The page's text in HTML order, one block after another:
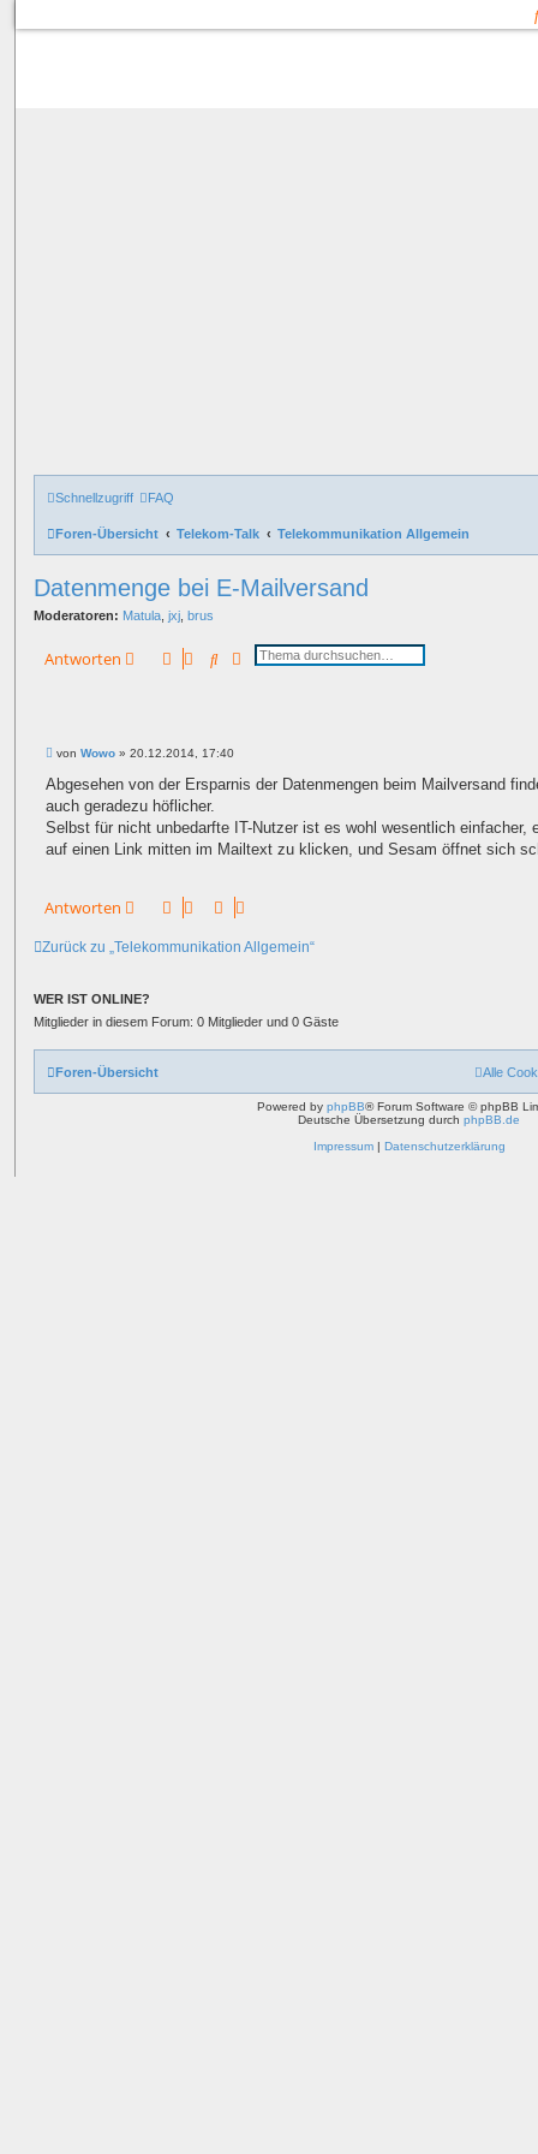
Schnellzugriff FAQ
Foren-Übersicht Telekom-Talk Telekommunikation Allgemein
Datenmenge bei E-Mailversand
Moderatoren: Matula jxj brus
Antworten SucheErweiterte Suche
B
i
r
a
von Wowo » 20.12.2014, 17:40
Abgesehen von der Ersparnis der Datenmengen beim Mailversand
auch geradezu höflicher.
Selbst für nicht unbedarfte IT-Nutzer ist es wohl wesentlich einfacher,
auf einen Link mitten im Mailtext zu klicken, und Sesam öffnet sich
Antworten
Zurück zu „Telekommunikation Allgemein“
WER IST ONLINE?
Mitglieder in diesem Forum: 0 Mitglieder und 0 Gäste
Foren-Übersicht Alle
Powered by phpBB® Forum Software © phpBB
Deutsche Übersetzung durch phpBB.de
Impressum| Datenschutzerklärung